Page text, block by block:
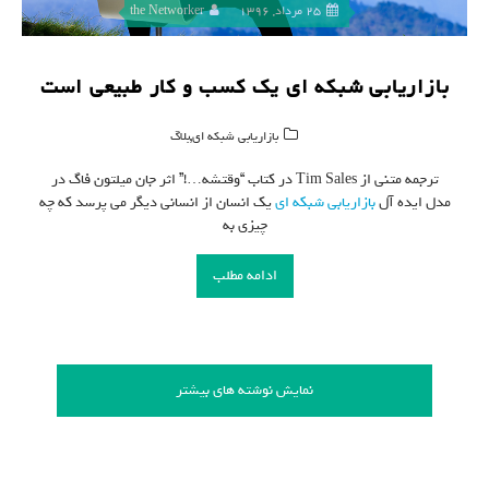
25 مرداد, 1396 the Networker
بازاریابی شبکه ای یک کسب و کار طبیعی است
بازاریابی شبکه ای,بلاگ
ترجمه متنی از Tim Sales در کتاب “وقتشه…!” اثر جان میلتون فاگ در
مدل ایده آلبازاریابی شبکه اییک انسان از انسانی دیگر می پرسد که چه
چیزی به
ادامه مطلب
نمایش نوشته های بیشتر